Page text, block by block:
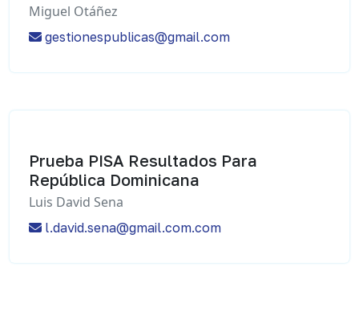
Miguel Otáñez
gestionespublicas@gmail.com
Prueba PISA Resultados Para
República Dominicana
Luis David Sena
l.david.sena@gmail.com.com